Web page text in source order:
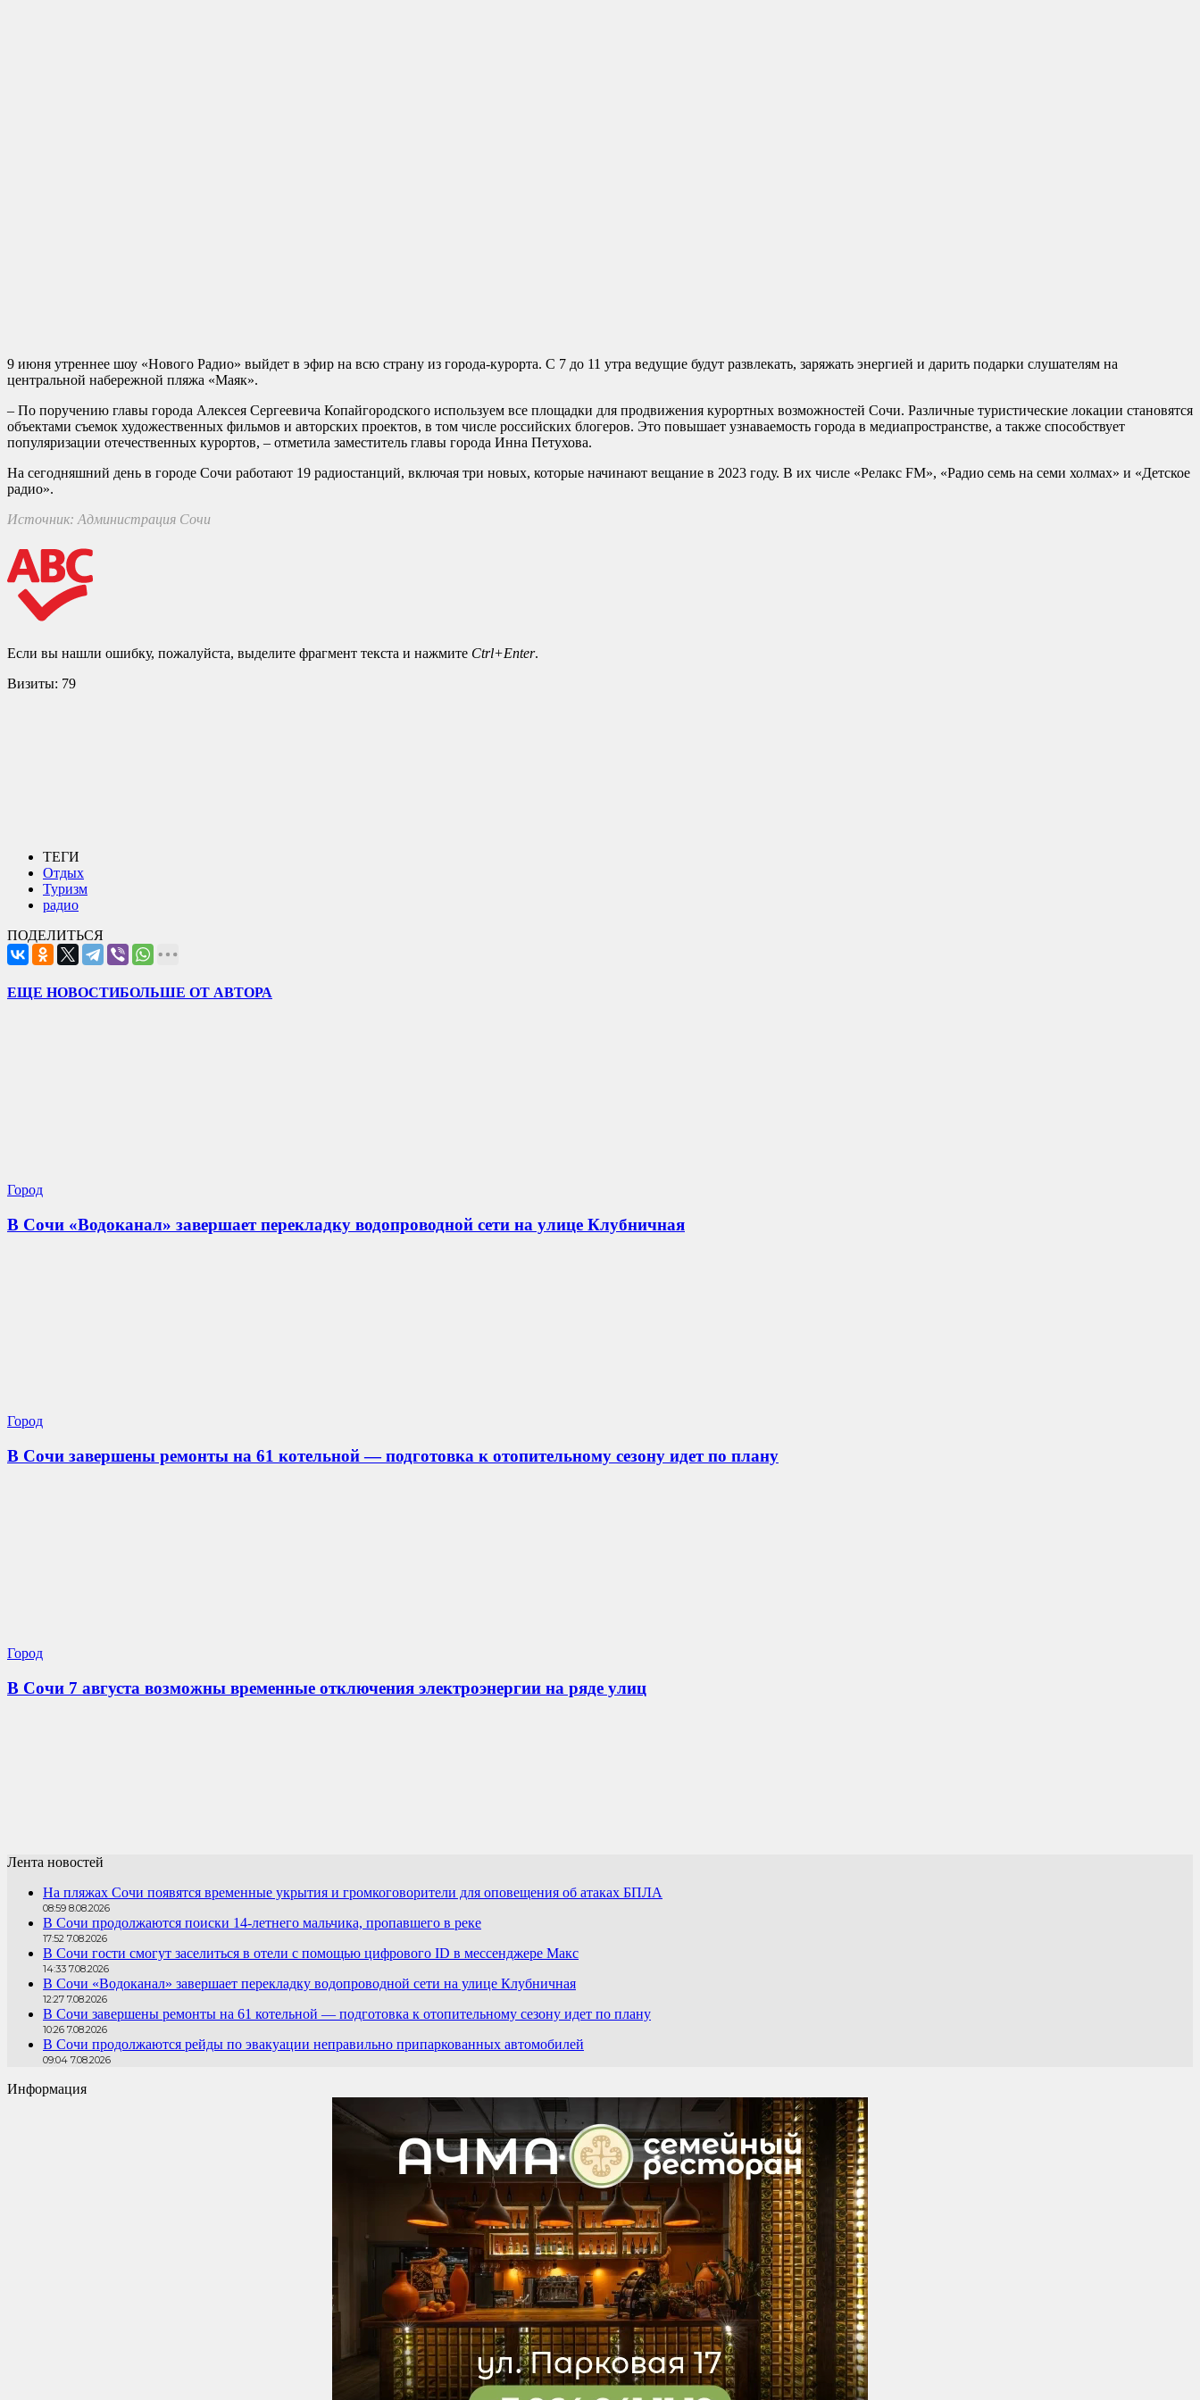
9 июня утреннее шоу «Нового Радио» выйдет в эфир на всю страну из города-курорта. С 7 до 11 утра ведущие будут развлекать, заряжать энергией и дарить подарки слушателям на
центральной набережной пляжа «Маяк».
– По поручению главы города Алексея Сергеевича Копайгородского используем все площадки для продвижения курортных возможностей Сочи. Различные туристические локации становятся
объектами съемок художественных фильмов и авторских проектов, в том числе российских блогеров. Это повышает узнаваемость города в медиапространстве, а также способствует
популяризации отечественных курортов, – отметила заместитель главы города Инна Петухова.
На сегодняшний день в городе Сочи работают 19 радиостанций, включая три новых, которые начинают вещание в 2023 году. В их числе «Релакс FM», «Радио семь на семи холмах» и «Детское
радио».
Источник: Администрация Сочи
Если вы нашли ошибку, пожалуйста, выделите фрагмент текста и нажмите Ctrl+Enter.
Визиты: 79
ТЕГИ
Отдых
Туризм
радио
ПОДЕЛИТЬСЯ
ЕЩЕ НОВОСТИБОЛЬШЕ ОТ АВТОРА
Город
В Сочи «Водоканал» завершает перекладку водопроводной сети на улице Клубничная
Город
В Сочи завершены ремонты на 61 котельной — подготовка к отопительному сезону идет по плану
Город
В Сочи 7 августа возможны временные отключения электроэнергии на ряде улиц
Лента новостей
На пляжах Сочи появятся временные укрытия и громкоговорители для оповещения об атаках БПЛА
08:59 8.08.2026
В Сочи продолжаются поиски 14-летнего мальчика, пропавшего в реке
17:52 7.08.2026
В Сочи гости смогут заселиться в отели с помощью цифрового ID в мессенджере Макс
14:33 7.08.2026
В Сочи «Водоканал» завершает перекладку водопроводной сети на улице Клубничная
12:27 7.08.2026
В Сочи завершены ремонты на 61 котельной — подготовка к отопительному сезону идет по плану
10:26 7.08.2026
В Сочи продолжаются рейды по эвакуации неправильно припаркованных автомобилей
09:04 7.08.2026
Информация